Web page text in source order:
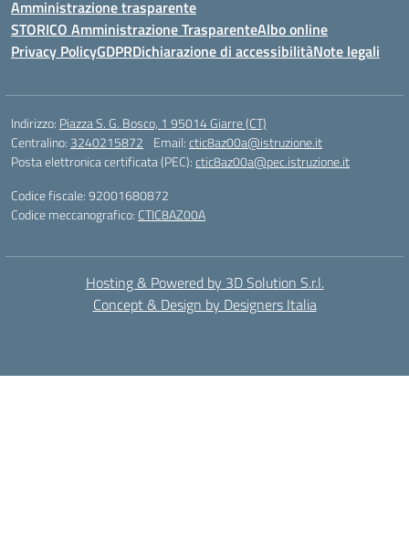
Amministrazione trasparente
STORICO Amministrazione TrasparenteAlbo online
Privacy PolicyGDPRDichiarazione di accessibilitàNote legali
Indirizzo: Piazza S. G. Bosco, 1 95014 Giarre (CT)
Centralino: 3240215872 Email:ctic8az00a@istruzione.it
Posta elettronica certificata (PEC):ctic8az00a@pec.istruzione.it
Codice fiscale: 92001680872
Codice meccanografico: CTIC8AZ00A
Hosting & Powered by 3D Solution S.r.l.
Concept & Design by Designers Italia